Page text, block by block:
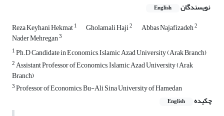
نویسندگان English
Reza Keyhani Hekmat1 Gholamali Haji2 Abbas Najafizadeh2
Nader Mehregan3
1Ph.D Candidate in Economics, Islamic Azad University (Arak Branch)
2Assistant Professor of Economics, Islamic Azad University (Arak
Branch)
3Professor of Economics, Bu-Ali Sina University of Hamedan
چکیده
English